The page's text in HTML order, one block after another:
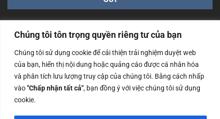
Chúng tôi tôn trọng quyền riêng tư của bạn
Chúng tôi sử dụng cookie để cải thiện trải nghiệm duyệt web
của bạn, hiển thị nội dung hoặc quảng cáo được cá nhân hóa
và phân tích lưu lượng truy cập của chúng tôi. Bằng cách nhấp
vào"Chấp nhận tất cả", bạn đồng ý với việc chúng tôi sử dụng
cookie.
Công ty TNHH Nam Bình Xương - Số ĐKKD: 0108783483
cấp ngày 14/06/2019 bởi Sở Kế Hoạch và Đầu Tư Tp. Hà
Nội
Copyrights @2023 Nam Binh Xuong. All Rights Reserved